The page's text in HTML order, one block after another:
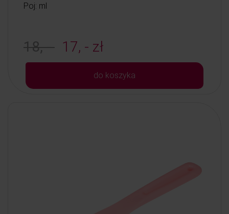
Poj: ml
18, - 17, - zł
do koszyka